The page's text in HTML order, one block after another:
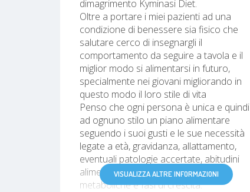
dimagrimento Kyminasi Diet.
Oltre a portare i miei pazienti ad una
condizione di benessere sia fisico che
salutare cerco di insegnargli il
comportamento da seguire a tavola e il
miglior modo si alimentarsi in futuro,
specialmente nei giovani migliorando in
questo modo il loro stile di vita
Penso che ogni persona è unica e quindi
ad ognuno stilo un piano alimentare
seguendo i suoi gusti e le sue necessità
legate a età, gravidanza, allattamento,
eventuali patologie accertate, abitudini
alimentari, sport, problematiche
metaboliche e fasi di crescita.
VISUALIZZA ALTRE INFORMAZIONI